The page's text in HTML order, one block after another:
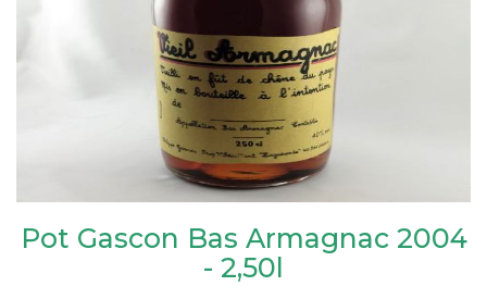
Pot Gascon Bas Armagnac 2004
- 2,50l